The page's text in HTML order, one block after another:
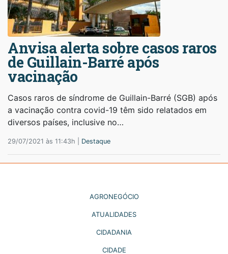
Anvisa alerta sobre casos raros
de Guillain-Barré após
vacinação
Casos raros de síndrome de Guillain-Barré (SGB) após
a vacinação contra covid-19 têm sido relatados em
diversos países, inclusive no…
29/07/2021 às 11:43h | Destaque
AGRONEGÓCIO
ATUALIDADES
CIDADANIA
CIDADE